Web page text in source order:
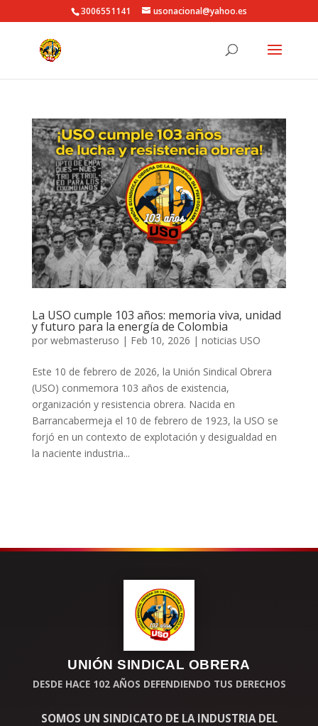
3006551141 usonacional@yahoo.es
La USO cumple 103 años: memoria viva, unidad
y futuro para la energía de Colombia
por webmasteruso | Feb 10, 2026 | noticias USO
Este 10 de febrero de 2026, la Unión Sindical Obrera
(USO) conmemora 103 años de existencia,
organización y resistencia obrera. Nacida en
Barrancabermeja el 10 de febrero de 1923, la USO se
forjó en un contexto de explotación y desigualdad en
la naciente industria...
UNIÓN SINDICAL OBRERA
DESDE HACE 102 AÑOS DEFENDIENDO TUS DERECHOS
SOMOS UN SINDICATO DE LA INDUSTRIA DEL